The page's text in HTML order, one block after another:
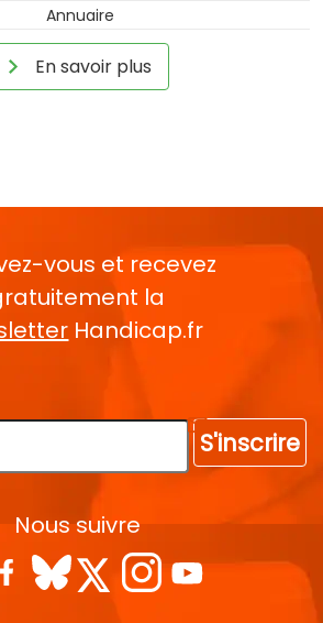
Annuaire
En savoir plus
vous et recevez
la
Handicap.fr
S'inscrire
Nous suivre